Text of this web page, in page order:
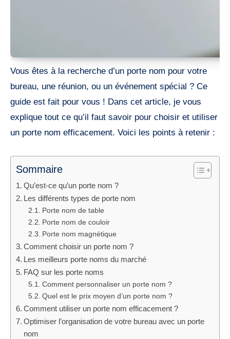
Vous êtes à la recherche d’un porte nom pour votre
bureau, une réunion, ou un événement spécial ? Ce
guide est fait pour vous ! Dans cet article, je vous
explique tout ce qu’il faut savoir pour choisir et utiliser
un porte nom efficacement. Voici les points à retenir :
Sommaire
Qu’est-ce qu’un porte nom ?
Les différents types de porte nom
Porte nom de table
Porte nom de couloir
Porte nom magnétique
Comment choisir un porte nom ?
Les meilleurs porte noms du marché
FAQ sur les porte noms
Comment personnaliser un porte nom ?
Quel est le prix moyen d’un porte nom ?
Comment utiliser un porte nom efficacement ?
Optimiser l’organisation de votre bureau avec un porte
nom